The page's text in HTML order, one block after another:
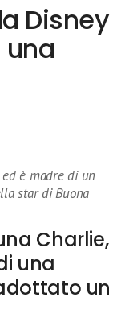
Disney
una
è madre di un
star di Buona
Charlie,
una
un